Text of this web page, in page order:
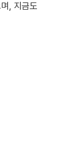
, 지금도